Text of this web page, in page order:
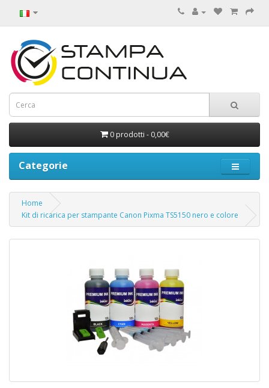
0 prodotti - 0,00€
Categorie
Home
Kit di ricarica per stampante Canon Pixma TS5150 nero e colore